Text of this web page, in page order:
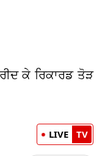
ਕੇ ਰਿਕਾਰਡ ਤੋੜ
LIVE TV